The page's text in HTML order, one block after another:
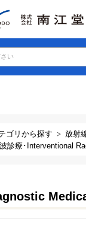
い
ゴリから探す
放射
診療･Interventional